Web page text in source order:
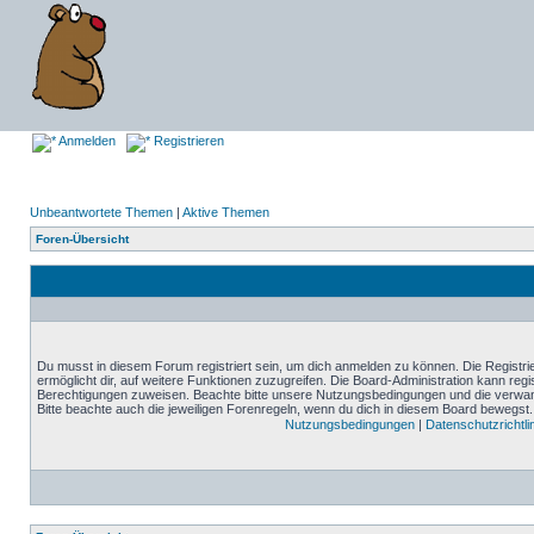
Anmelden Registrieren
Unbeantwortete Themen | Aktive Themen
Foren-Übersicht
Du musst in diesem Forum registriert sein, um dich anmelden zu können. Die
ermöglicht dir, auf weitere Funktionen zuzugreifen. Die Board-Administration kann
Berechtigungen zuweisen. Beachte bitte unsere Nutzungsbedingungen und die
Bitte beachte auch die jeweiligen Forenregeln, wenn du dich in diesem Board bewegst.
Nutzungsbedingungen |